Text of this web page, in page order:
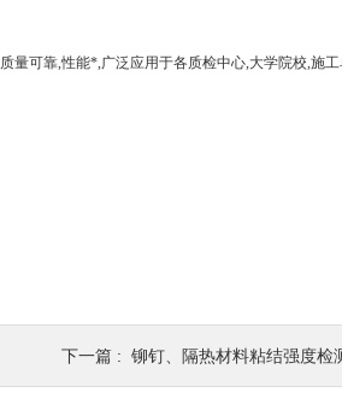
质量可靠,性能*,广泛应用于各质检中心,大学院校,施工
下一篇 : 铆钉、隔热材料粘结强度检